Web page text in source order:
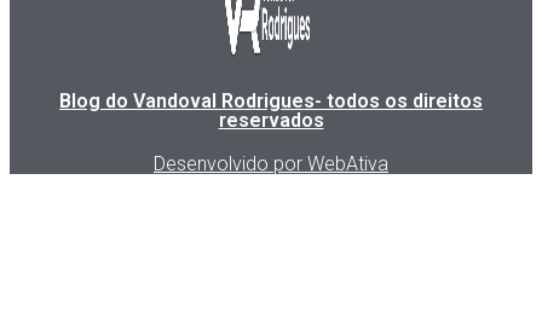
Blog do Vandoval Rodrigues- todos os direitos
reservados
Desenvolvido por WebAtiva